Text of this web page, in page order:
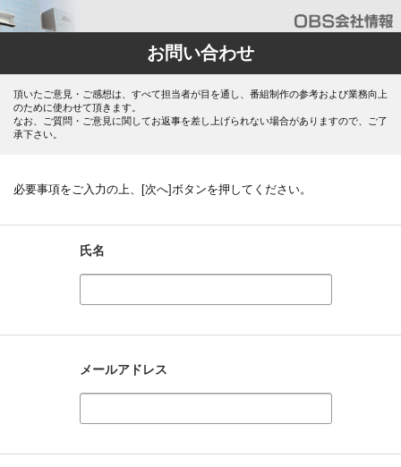
お問い合わせ
頂いたご意見・ご感想は、すべて担当者が目を通し、番組制作の参考および業務向上
のために使わせて頂きます。
なお、ご質問・ご意見に関してお返事を差し上げられない場合がありますので、ご了
承下さい。
必要事項をご入力の上、[次へ]ボタンを押してください。
氏名
メールアドレス